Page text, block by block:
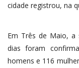
cidade registrou, na
Em Três de Maio,
dias foram
homens e 116